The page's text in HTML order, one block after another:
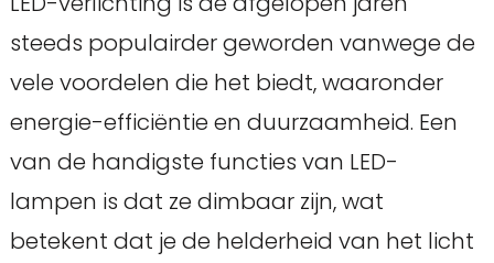
steeds populairder geworden vanwege de
vele voordelen die het biedt, waaronder
energie-efficiëntie en duurzaamheid. Een
van de handigste functies van LED-
lampen is dat ze dimbaar zijn, wat
betekent dat je de helderheid van het licht